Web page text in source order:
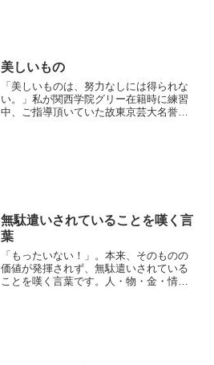
美しいもの
「美しいものは、努力なしには得られな
い。」私が関西学院グリー在籍時に練習
中、ご指導頂いていた故東京芸大名誉教
無駄遣いされていることを嘆く言
葉
「もったいない！」。本来、そのものの
価値が発揮されず、無駄遣いされている
ことを嘆く言葉です。人・物・金・情報